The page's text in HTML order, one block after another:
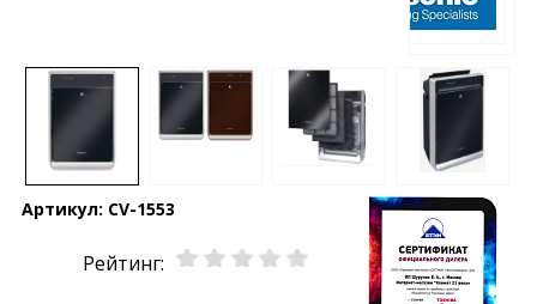
Артикул: CV-1553
Рейтинг: